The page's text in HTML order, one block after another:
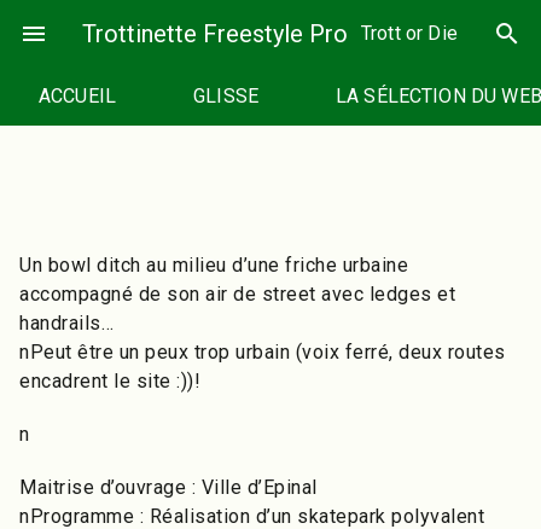
menu Trottinette Freestyle Pro Trott or Die search
ACCUEIL GLISSE LA SÉLECTION DU
Un bowl ditch au milieu d’une friche urbaine
accompagné de son air de street avec ledges et
handrails…
nPeut être un peux trop urbain (voix ferré, deux routes
encadrent le site :))!
n
Maitrise d’ouvrage : Ville d’Epinal
nProgramme : Réalisation d’un skatepark polyvalent